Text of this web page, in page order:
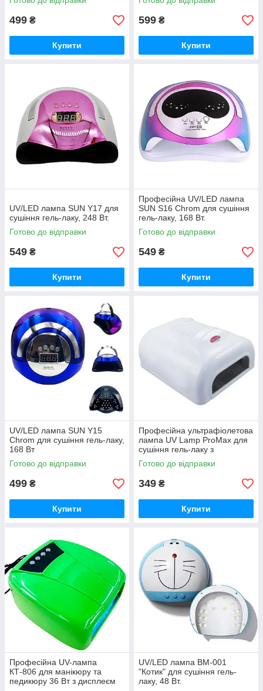
499 ₴
Купити
599 ₴
Купити
UV/LED лампа SUN Y17 для
сушіння гель-лаку, 248 Вт.
Готово до відправки
549 ₴
Купити
Професійна UV/LED лампа
SUN S16 Chrom для сушіння
гель-лаку, 168 Вт.
Готово до відправки
549 ₴
Купити
UV/LED лампа SUN Y15
Chrom для сушіння гель-лаку,
168 Вт
Готово до відправки
499 ₴
Купити
Професійна ультрафіолетова
лампа UV Lamp ProMax для
сушіння гель-лаку з
вентилятором, 36 Вт
Готово до відправки
349 ₴
Купити
Професійна UV-лампа
КТ-806 для манікюру та
педикюру 36 Вт з дисплеєм
UV/LED лампа BM-001
"Котик" для сушіння гель-
лаку, 48 Вт.